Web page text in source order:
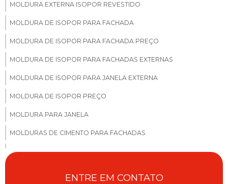
MOLDURA EXTERNA ISOPOR REVESTIDO
MOLDURA DE ISOPOR PARA FACHADA
MOLDURA DE ISOPOR PARA FACHADA PREÇO
MOLDURA DE ISOPOR PARA FACHADAS EXTERNAS
MOLDURA DE ISOPOR PARA JANELA EXTERNA
MOLDURA DE ISOPOR PREÇO
MOLDURA PARA JANELA
MOLDURAS DE CIMENTO PARA FACHADAS
MOLDURAS DE CONCRETO PARA FACHADA
ENTRE EM CONTATO